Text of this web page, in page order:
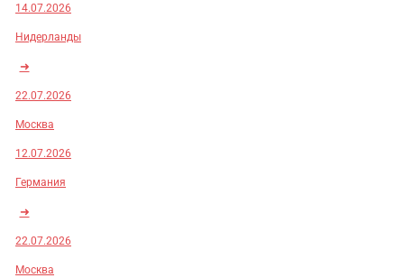
14.07.2026
Нидерланды
➜
22.07.2026
Москва
12.07.2026
Германия
➜
22.07.2026
Москва